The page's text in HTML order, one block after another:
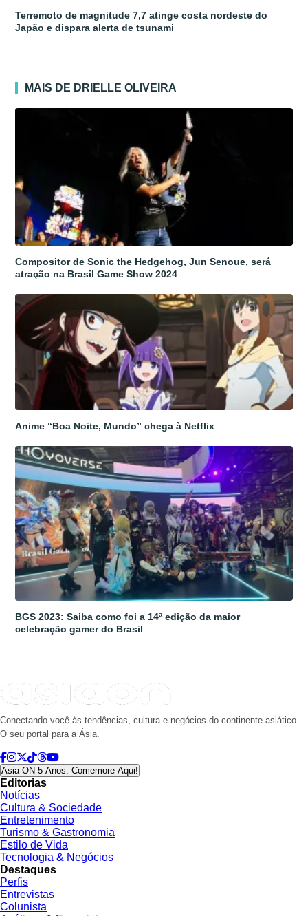
Terremoto de magnitude 7,7 atinge costa nordeste do
Japão e dispara alerta de tsunami
MAIS DE DRIELLE OLIVEIRA
Compositor de Sonic the Hedgehog, Jun Senoue, será
atração na Brasil Game Show 2024
Anime “Boa Noite, Mundo” chega à Netflix
BGS 2023: Saiba como foi a 14ª edição da maior
celebração gamer do Brasil
Conectando você às tendências, cultura e negócios do continente asiático.
O seu portal para a Ásia.
Asia ON 5 Anos: Comemore Aqui!
Editorias
Notícias
Cultura & Sociedade
Entretenimento
Turismo & Gastronomia
Estilo de Vida
Tecnologia & Negócios
Destaques
Perfis
Entrevistas
Colunista